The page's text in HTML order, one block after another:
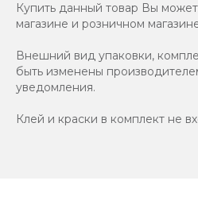
Купить данный товар Вы
магазине и розничном
Внешний вид упаковки,
быть изменены
уведомления.
Клей и краски в комплект не